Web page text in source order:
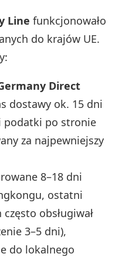
Line funkcjonowało
do krajów UE.
Direct
dostawy ok. 15 dni
podatki po stronie
za najpewniejszy
8–18 dni
ostatni
obsługiwał
3–5 dni),
do lokalnego